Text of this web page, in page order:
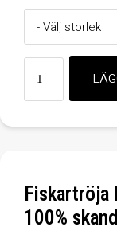
Fiskartröja
100%